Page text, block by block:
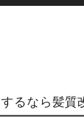
るなら髪質